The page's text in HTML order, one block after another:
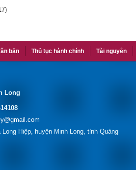
bản Thủ tục hành chính Tài nguyên
Long
Long Hiệp, huyện Minh Long, tỉnh Quảng